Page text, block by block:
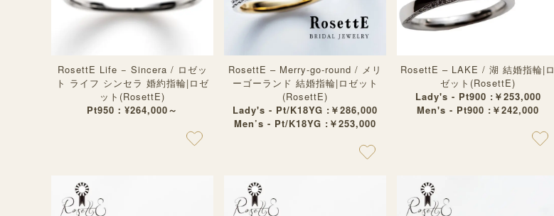
RosettE Life − Sincera / ロゼッ
ト ライフ シンセラ 婚約指輪|ロゼ
ット(RosettE)
Pt950：¥264,000～
RosettE – Merry-go-round / メリ
ーゴーランド 結婚指輪|ロゼット
(RosettE)
Lady's - Pt/K18YG :￥286,000
Men’s - Pt/K18YG :￥253,000
RosettE – LAKE / 湖 結婚指輪|ロ
ゼット(RosettE)
Lady's - Pt900 :￥253,000
Men's - Pt900 :￥242,000